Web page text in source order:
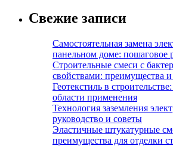
Свежие записи
Самостоятельная замена
панельном доме: пошаговое
Строительные смеси с
свойствами: преимущества
Геотекстиль в
области применения
Технология заземления
руководство и советы
Эластичные штукатурные
преимущества для отделки